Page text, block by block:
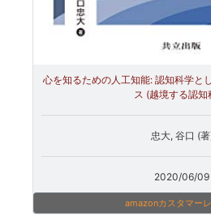
心を知るための人工知能: 認知科学と
ス (越境する認知
忠大, 谷口 (
2020/06/09
amazonカスタマー